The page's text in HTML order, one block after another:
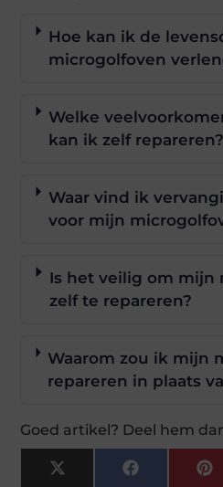
Hoe kan ik de
microgolfoven
Welke
kan ik zelf repareren?
Waar vind ik
voor mijn
Is het veilig om mijn
zelf te repareren?
Waarom zou ik mijn
repareren in plaats
Goed artikel? Deel hem
X
Facebook